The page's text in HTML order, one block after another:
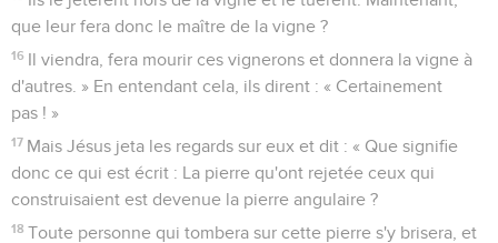
que leur fera donc le maître de la vigne ?
16 Il viendra, fera mourir ces vignerons et donnera la vigne à
d'autres. » En entendant cela, ils dirent : « Certainement
pas ! »
17 Mais Jésus jeta les regards sur eux et dit : « Que signifie
donc ce qui est écrit : La pierre qu'ont rejetée ceux qui
construisaient est devenue la pierre angulaire ?
18 Toute personne qui tombera sur cette pierre s'y brisera, et